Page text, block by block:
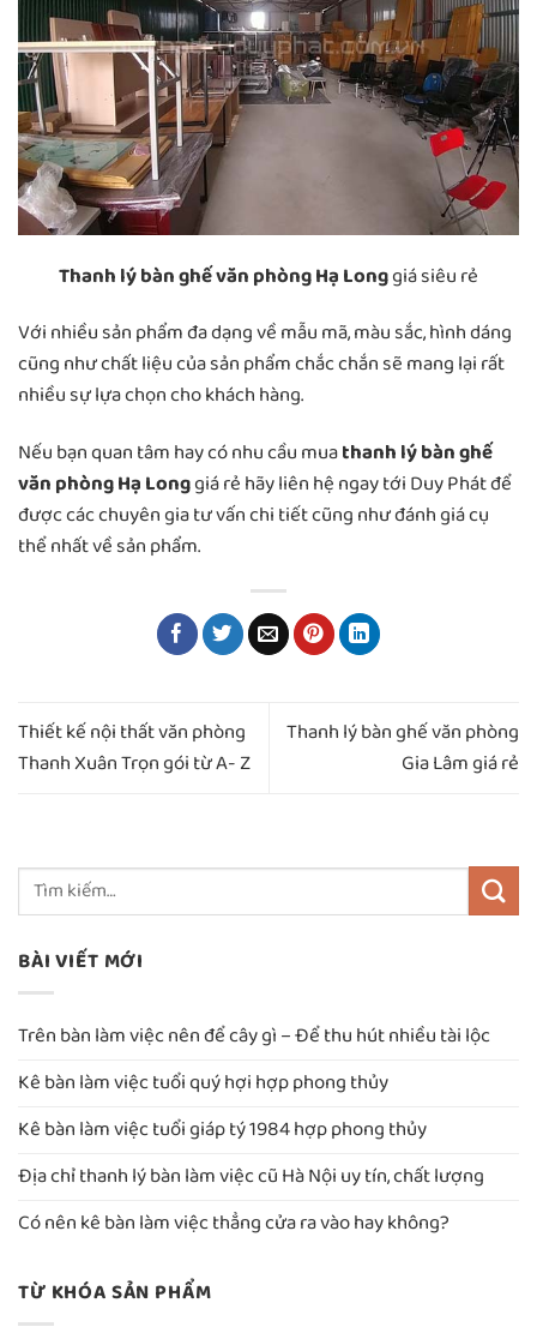
Thanh lý bàn ghế văn phòng Hạ Longgiá siêu rẻ
Với nhiều sản phẩm đa dạng về mẫu mã, màu sắc, hình dáng
cũng như chất liệu của sản phẩm chắc chắn sẽ mang lại rất
nhiều sự lựa chọn cho khách hàng.
Nếu bạn quan tâm hay có nhu cầu muathanh lý bàn ghế
văn phòng Hạ Longgiá rẻ hãy liên hệ ngay tới Duy Phát để
được các chuyên gia tư vấn chi tiết cũng như đánh giá cụ
thể nhất về sản phẩm.
Thiết kế nội thất văn phòng
Thanh Xuân Trọn gói từ A- Z
Thanh lý bàn ghế văn phòng
Gia Lâm giá rẻ
BÀI VIẾT MỚI
Trên bàn làm việc nên để cây gì – Để thu hút nhiều tài lộc
Kê bàn làm việc tuổi quý hợi hợp phong thủy
Kê bàn làm việc tuổi giáp tý 1984 hợp phong thủy
Địa chỉ thanh lý bàn làm việc cũ Hà Nội uy tín, chất lượng
Có nên kê bàn làm việc thẳng cửa ra vào hay không?
TỪ KHÓA SẢN PHẨM